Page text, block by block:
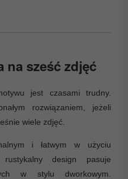
na sześć zdjęć
jest czasami trudny.
rozwiązaniem, jeżeli
wiele zdjęć.
i łatwym w użyciu
design pasuje
w stylu dworkowym.